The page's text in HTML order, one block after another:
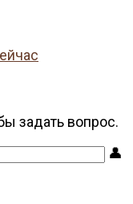
задать вопрос.